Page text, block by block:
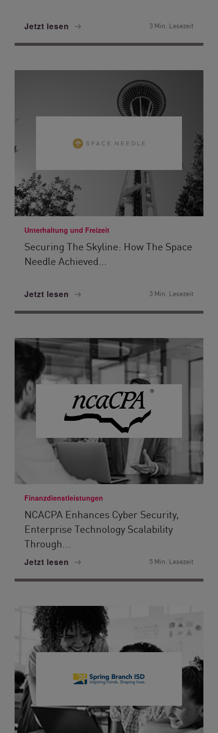
Jetzt lesen 3 Min. Lesezeit
Unterhaltung und Freizeit
Securing The Skyline: How The Space
Needle Achieved...
Jetzt lesen 3 Min. Lesezeit
Finanzdienstleistungen
NCACPA Enhances Cyber Security,
Enterprise Technology Scalability
Through...
Jetzt lesen 5 Min. Lesezeit